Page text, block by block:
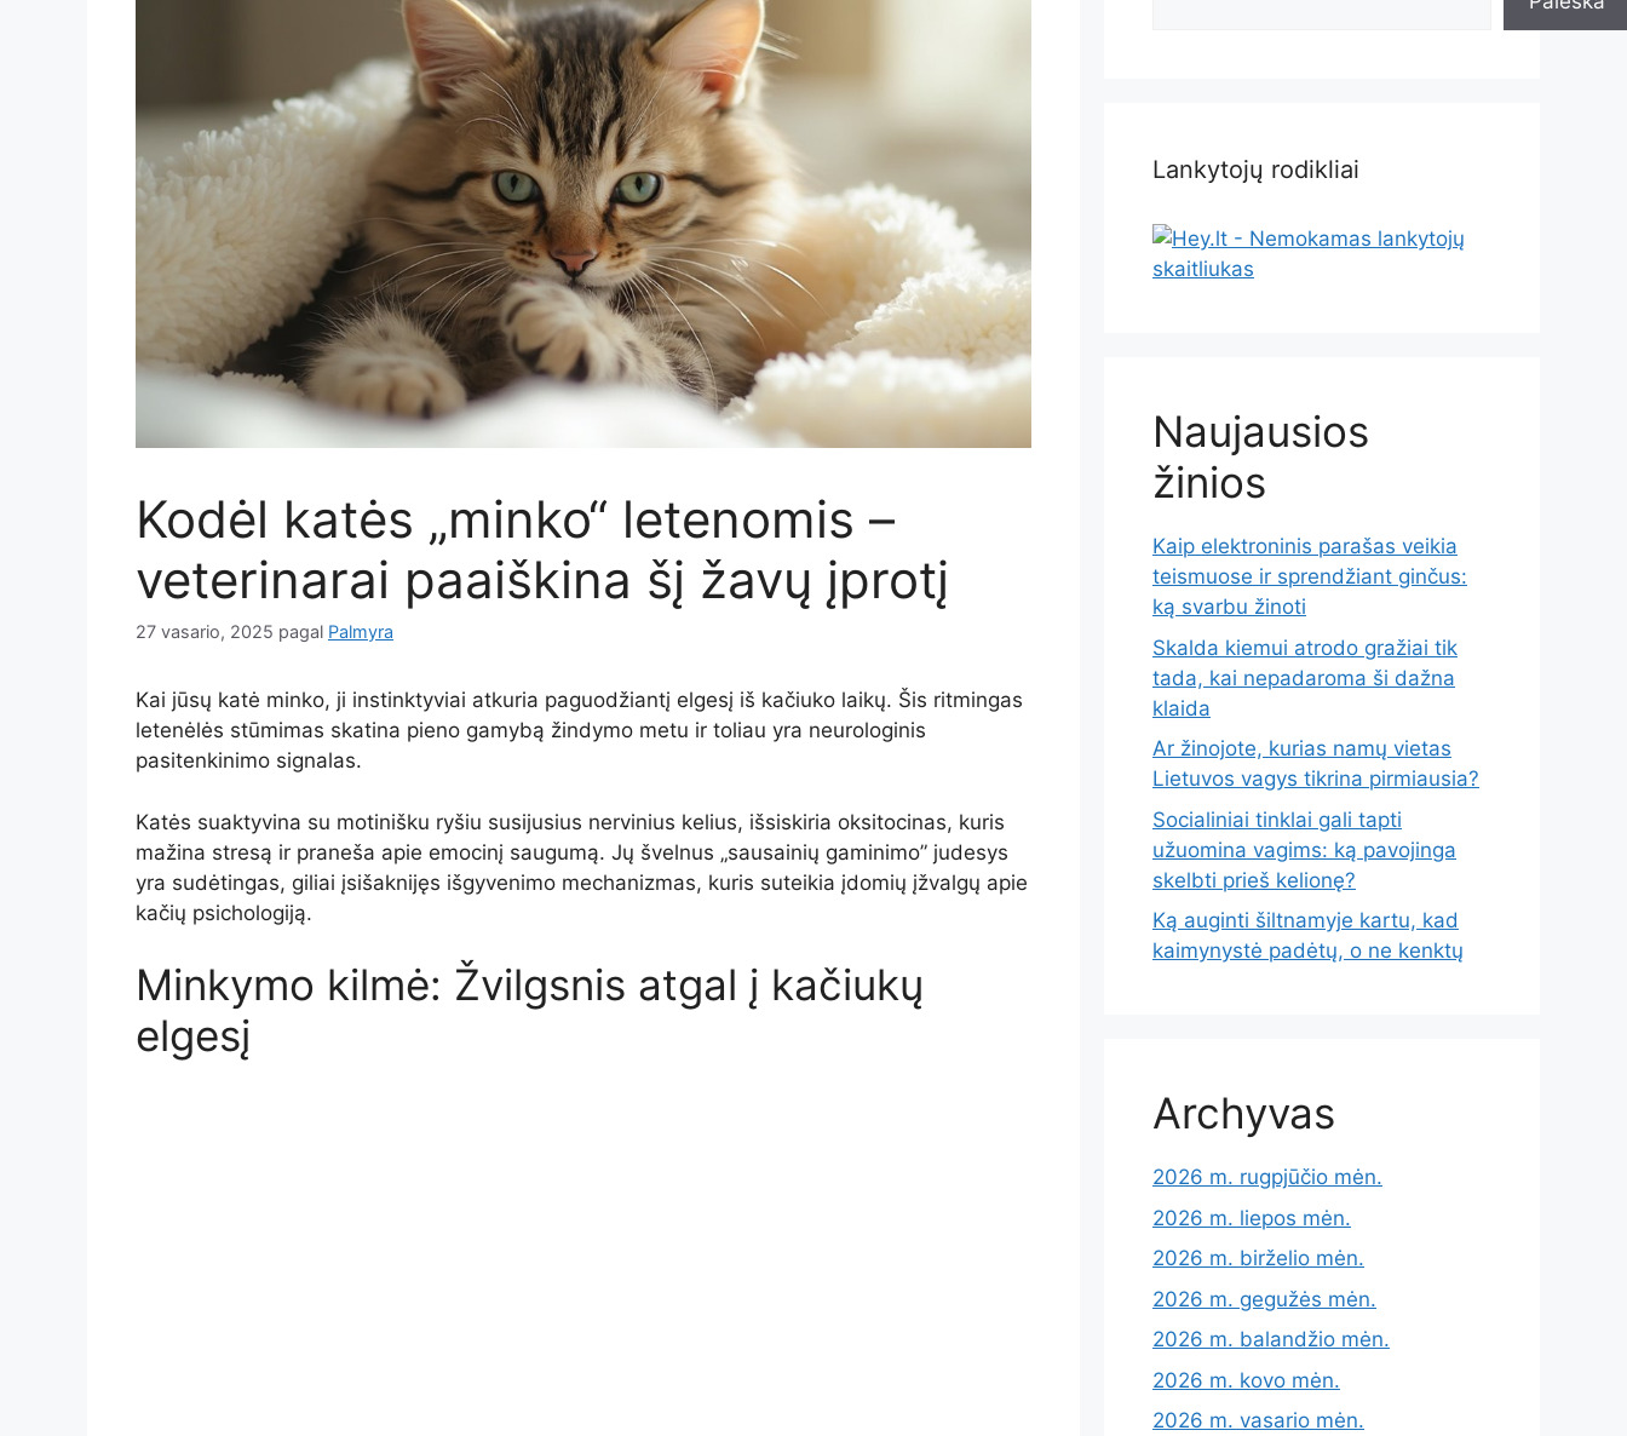
Kodėl katės „minko“ letenomis –
veterinarai paaiškina šį žavų įprotį
27 vasario, 2025 pagal Palmyra
Kai jūsų katė minko, ji instinktyviai atkuria paguodžiantį elgesį iš kačiuko laikų. Šis ritmingas
letenėlės stūmimas skatina pieno gamybą žindymo metu ir toliau yra neurologinis
pasitenkinimo signalas.
Katės suaktyvina su motinišku ryšiu susijusius nervinius kelius, išsiskiria oksitocinas, kuris
mažina stresą ir praneša apie emocinį saugumą. Jų švelnus „sausainių gaminimo” judesys
yra sudėtingas, giliai įsišaknijęs išgyvenimo mechanizmas, kuris suteikia įdomių įžvalgų apie
kačių psichologiją.
Minkymo kilmė: Žvilgsnis atgal į kačiukų
elgesį
Lankytojų rodikliai
Naujausios
žinios
Kaip elektroninis parašas veikia
teismuose ir sprendžiant ginčus:
ką svarbu žinoti
Skalda kiemui atrodo gražiai tik
tada, kai nepadaroma ši dažna
klaida
Ar žinojote, kurias namų vietas
Lietuvos vagys tikrina pirmiausia?
Socialiniai tinklai gali tapti
užuomina vagims: ką pavojinga
skelbti prieš kelionę?
Ką auginti šiltnamyje kartu, kad
kaimynystė padėtų, o ne kenktų
Archyvas
2026 m. rugpjūčio mėn.
2026 m. liepos mėn.
2026 m. birželio mėn.
2026 m. gegužės mėn.
2026 m. balandžio mėn.
2026 m. kovo mėn.
2026 m. vasario mėn.